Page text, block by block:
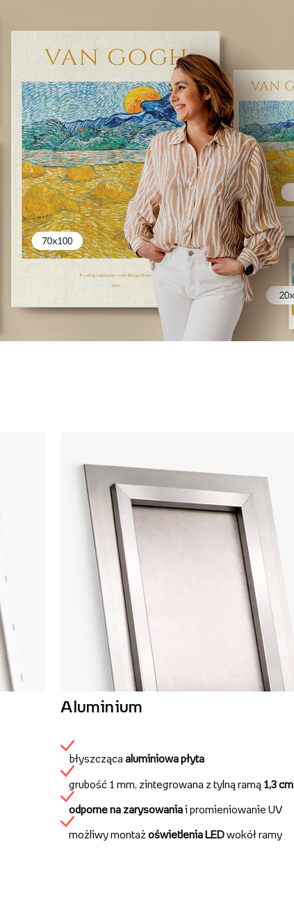
Aluminium
błyszczącaaluminiowa płyta
grubość 1 mm, zintegrowana z tylną ramą 1,3 cm
odporne na zarysowaniai promieniowanie UV
możliwy montażoświetlenia LEDwokół ramy